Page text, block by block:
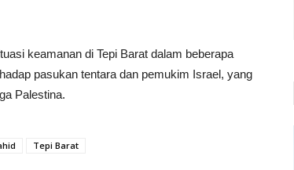
keamanan di Tepi Barat dalam beberapa
pasukan tentara dan pemukim Israel, yang
Palestina.
Tepi Barat